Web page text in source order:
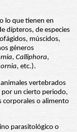
lo que tienen en
dípteros, de especies
múscidos,
géneros
, Calliphora,
, etc.).
vertebrados
por un cierto periodo,
corporales o alimento
parasitológico o